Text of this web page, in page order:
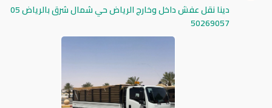
دينا نقل عفش داخل وخارج الرياض حي شمال شرق بالرياض 05
50269057